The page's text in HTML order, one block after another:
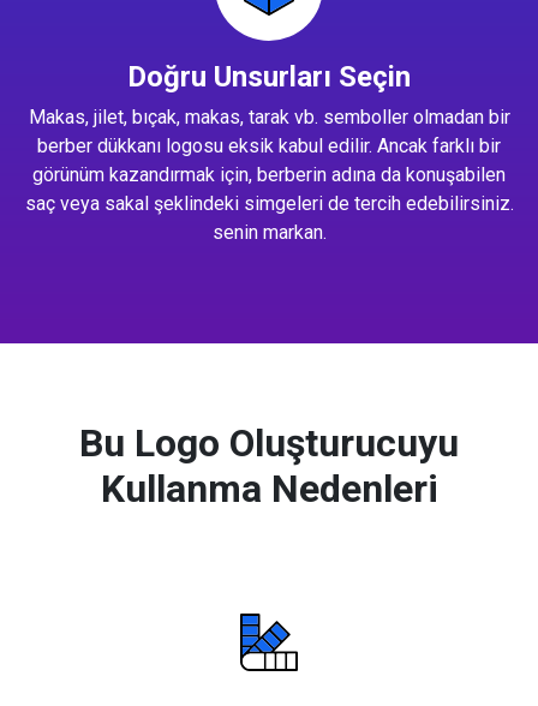
Doğru Unsurları Seçin
Makas, jilet, bıçak, makas, tarak vb. semboller olmadan bir
berber dükkanı logosu eksik kabul edilir. Ancak farklı bir
görünüm kazandırmak için, berberin adına da konuşabilen
saç veya sakal şeklindeki simgeleri de tercih edebilirsiniz.
senin markan.
Bu Logo Oluşturucuyu
Kullanma Nedenleri